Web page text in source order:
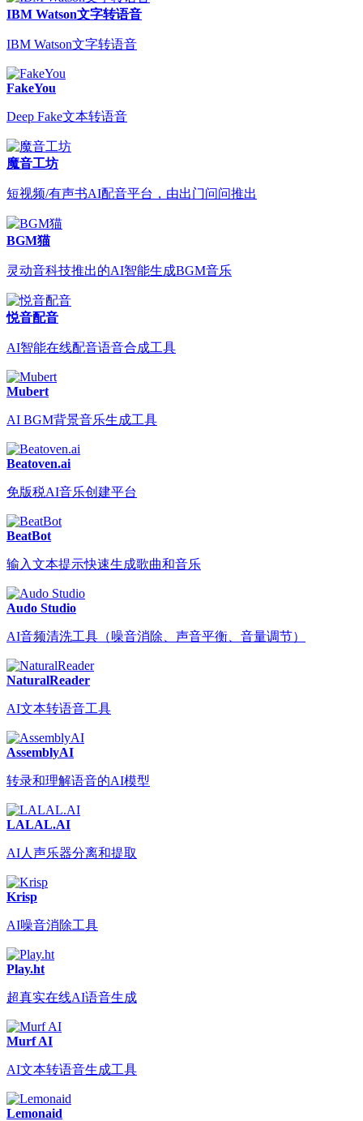
IBM Watson文字转语音
IBM Watson文字转语音
FakeYou
Deep Fake文本转语音
魔音工坊
短视频/有声书AI配音平台，由出门问问推出
BGM猫
灵动音科技推出的AI智能生成BGM音乐
悦音配音
AI智能在线配音语音合成工具
Mubert
AI BGM背景音乐生成工具
Beatoven.ai
免版税AI音乐创建平台
BeatBot
输入文本提示快速生成歌曲和音乐
Audo Studio
AI音频清洗工具（噪音消除、声音平衡、音量调节）
NaturalReader
AI文本转语音工具
AssemblyAI
转录和理解语音的AI模型
LALAL.AI
AI人声乐器分离和提取
Krisp
AI噪音消除工具
Play.ht
超真实在线AI语音生成
Murf AI
AI文本转语音生成工具
Lemonaid